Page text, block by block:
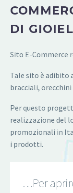
DI
Sito E-Commerce
Tale sito è
bracciali, orecchini
Per questo
realizzazione del
promozionali in
i prodotti.
…Per